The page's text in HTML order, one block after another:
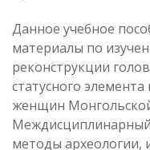
Данное учебное
материалы по
реконструкции
статусного
женщин
Междисциплинарный
методы археологии,